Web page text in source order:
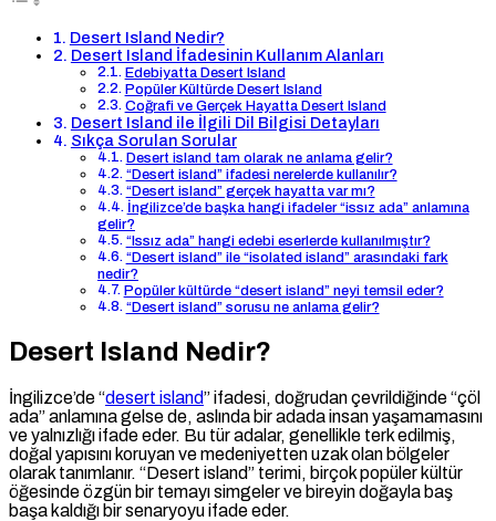
Desert Island Nedir?
Desert Island İfadesinin Kullanım Alanları
Edebiyatta Desert Island
Popüler Kültürde Desert Island
Coğrafi ve Gerçek Hayatta Desert Island
Desert Island ile İlgili Dil Bilgisi Detayları
Sıkça Sorulan Sorular
Desert island tam olarak ne anlama gelir?
“Desert island” ifadesi nerelerde kullanılır?
“Desert island” gerçek hayatta var mı?
İngilizce’de başka hangi ifadeler “issız ada” anlamına
gelir?
“Issız ada” hangi edebi eserlerde kullanılmıştır?
“Desert island” ile “isolated island” arasındaki fark
nedir?
Popüler kültürde “desert island” neyi temsil eder?
“Desert island” sorusu ne anlama gelir?
Desert Island Nedir?
İngilizce’de “desert island” ifadesi, doğrudan çevrildiğinde “çöl
ada” anlamına gelse de, aslında bir adada insan yaşamamasını
ve yalnızlığı ifade eder. Bu tür adalar, genellikle terk edilmiş,
doğal yapısını koruyan ve medeniyetten uzak olan bölgeler
olarak tanımlanır. “Desert island” terimi, birçok popüler kültür
öğesinde özgün bir temayı simgeler ve bireyin doğayla baş
başa kaldığı bir senaryoyu ifade eder.